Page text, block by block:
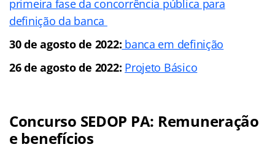
primeira fase da concorrência pública para
definição da banca
30 de agosto de 2022: banca em definição
26 de agosto de 2022: Projeto Básico
Concurso SEDOP PA: Remuneração
e benefícios